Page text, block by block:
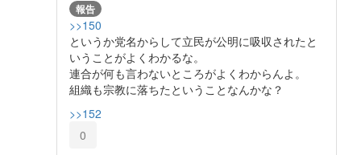
報告
>>150
というか党名からして立民が公明に吸収されたと
いうことがよくわかるな。
連合が何も言わないところがよくわからんよ。
組織も宗教に落ちたということなんかな？
>>152
0